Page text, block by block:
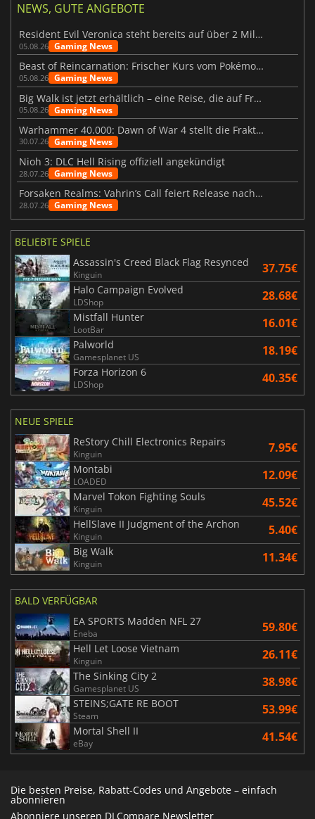
NEWS, GUTE ANGEBOTE
Resident Evil Veronica steht bereits auf über 2 Millionen Wunschlisten
05.08.26 Gaming News
Beast of Reincarnation: Frischer Kurs vom Pokémon-Studio
05.08.26 Gaming News
Big Walk ist jetzt erhältlich – eine Reise, die auf Freundschaft basiert
05.08.26 Gaming News
Warhammer 40.000: Dawn of War 4 stellt die Fraktion der Necrons vor
30.07.26 Gaming News
Nioh 3: DLC Hell Rising offiziell angekündigt
28.07.26 Gaming News
Forsaken Realms: Vahrin’s Call feiert Release nach 10 Jahren
28.07.26 Gaming News
BELIEBTE SPIELE
Assassin's Creed Black Flag Resynced
Kinguin 37.75€
Halo Campaign Evolved
LDShop 28.68€
Mistfall Hunter
LootBar 16.01€
Palworld
Gamesplanet US 18.19€
Forza Horizon 6
LDShop 40.35€
NEUE SPIELE
ReStory Chill Electronics Repairs
Kinguin 7.95€
Montabi
LOADED 12.09€
Marvel Tokon Fighting Souls
Kinguin 45.52€
HellSlave II Judgment of the Archon
Kinguin 5.40€
Big Walk
Kinguin 11.34€
BALD VERFÜGBAR
EA SPORTS Madden NFL 27
Eneba 59.80€
Hell Let Loose Vietnam
Kinguin 26.11€
The Sinking City 2
Gamesplanet US 38.98€
STEINS;GATE RE BOOT
Steam 53.99€
Mortal Shell II
eBay 41.54€
Die besten Preise, Rabatt-Codes und Angebote – einfach
abonnieren
Abonniere unseren DLCompare Newsletter